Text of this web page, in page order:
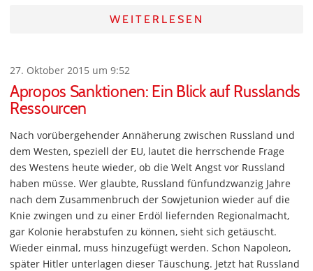
WEITERLESEN
27. Oktober 2015 um 9:52
Apropos Sanktionen: Ein Blick auf Russlands
Ressourcen
Nach vorübergehender Annäherung zwischen Russland und
dem Westen, speziell der EU, lautet die herrschende Frage
des Westens heute wieder, ob die Welt Angst vor Russland
haben müsse. Wer glaubte, Russland fünfundzwanzig Jahre
nach dem Zusammenbruch der Sowjetunion wieder auf die
Knie zwingen und zu einer Erdöl liefernden Regionalmacht,
gar Kolonie herabstufen zu können, sieht sich getäuscht.
Wieder einmal, muss hinzugefügt werden. Schon Napoleon,
später Hitler unterlagen dieser Täuschung. Jetzt hat Russland